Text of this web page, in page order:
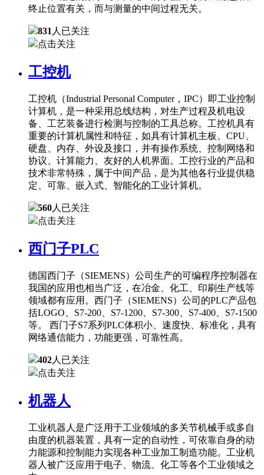
终止位置有关，而与测量的中间过程无关。
831 人已关注
点击关注
工控机
工控机（Industrial Personal Computer，IPC）即工业控制
计算机，是一种采用总线结构，对生产过程及机电设
备、工艺装备进行检测与控制的工具总称。工控机具有
重要的计算机属性和特征，如具有计算机主板、CPU、
硬盘、内存、外设及接口，并有操作系统、控制网络和
协议、计算能力、友好的人机界面。工控行业的产品和
技术非常特殊，属于中间产品，是为其他各行业提供稳
定、可靠、嵌入式、智能化的工业计算机。
560人已关注
点击关注
西门子PLC
德国西门子（SIEMENS）公司生产的可编程序控制器在
我国的应用也相当广泛，在冶金、化工、印刷生产线等
领域都有应用。西门子（SIEMENS）公司的PLC产品包
括LOGO、S7-200、S7-1200、S7-300、S7-400、S7-1500
等。 西门子S7系列PLC体积小、速度快、标准化，具有
网络通信能力，功能更强，可靠性高。
402人已关注
点击关注
机器人
工业机器人是广泛用于工业领域的多关节机械手或多自
由度的机器装置，具有一定的自动性，可依靠自身的动
力能源和控制能力实现各种工业加工制造功能。工业机
器人被广泛应用于电子、物流、化工等各个工业领域之